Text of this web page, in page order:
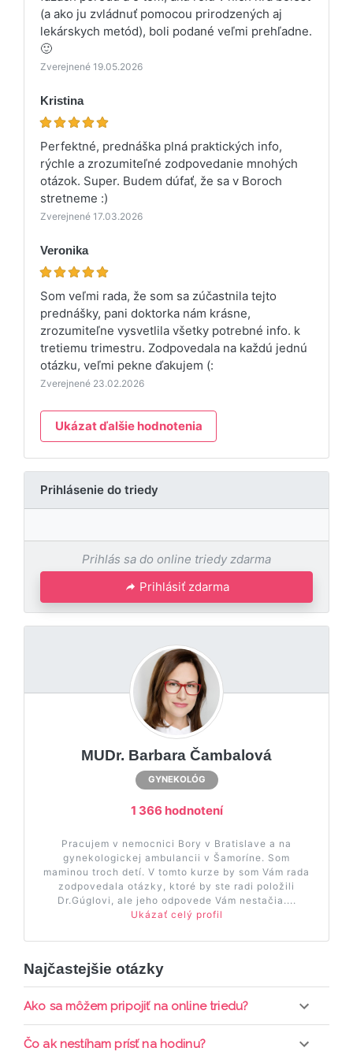
(a ako ju zvládnuť pomocou prirodzených aj
lekárskych metód), boli podané veľmi prehľadne.
🙂
Zverejnené 19.05.2026
Kristina
Perfektné, prednáška plná praktických info,
rýchle a zrozumiteľné zodpovedanie mnohých
otázok. Super. Budem dúfať, že sa v Boroch
stretneme :)
Zverejnené 17.03.2026
Veronika
Som veľmi rada, že som sa zúčastnila tejto
prednášky, pani doktorka nám krásne,
zrozumiteľne vysvetlila všetky potrebné info. k
tretiemu trimestru. Zodpovedala na každú jednú
otázku, veľmi pekne ďakujem (:
Zverejnené 23.02.2026
Ukázat ďalšie hodnotenia
Prihlásenie do triedy
Prihlás sa do online triedy zdarma
Prihlásiť zdarma
MUDr. Barbara Čambalová
GYNEKOLÓG
1 366 hodnotení
Pracujem v nemocnici Bory v Bratislave a na
gynekologickej ambulancii v Šamoríne. Som
maminou troch detí. V tomto kurze by som Vám rada
zodpovedala otázky, ktoré by ste radi položili
Dr.Gúglovi, ale jeho odpovede Vám nestačia....
Ukázať celý profil
Najčastejšie otázky
Ako sa môžem pripojiť na online triedu?
Pripojenie do online triedy prebieha priamo cez
Čo ak nestíham prísť na hodinu?